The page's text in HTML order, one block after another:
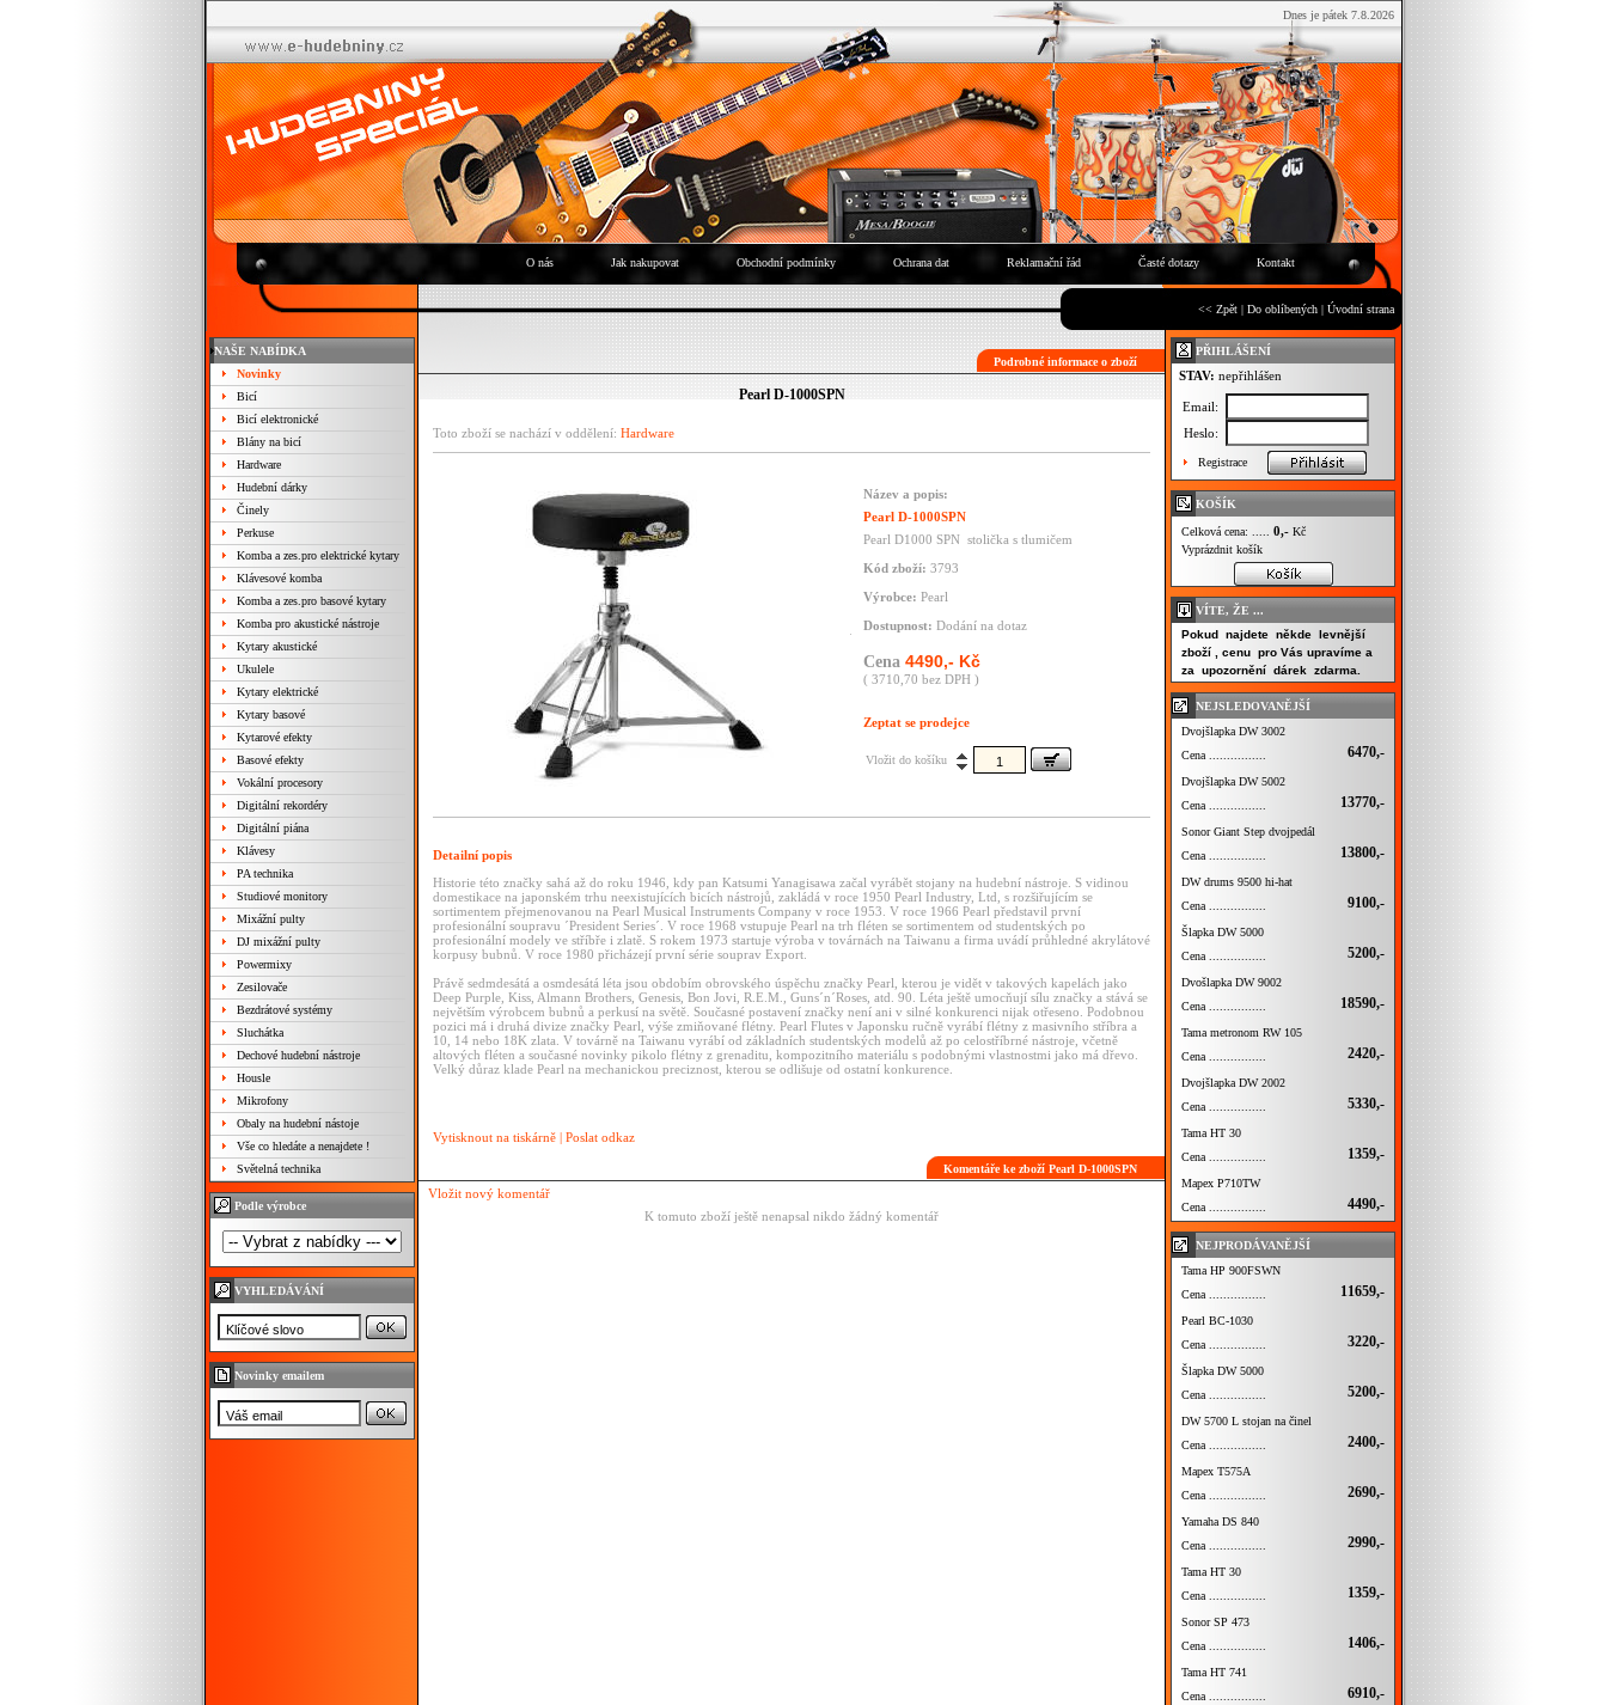
Dnes je pátek 7.8.2026
O nás Jak nakupovat Obchodní podmínky Ochrana dat Reklamační řád Časté dotazy Kontakt
<< Zpět | Do oblíbených | Úvodní strana
NAŠE NABÍDKA
Novinky
Bicí
Bicí elektronické
Blány na bicí
Hardware
Hudební dárky
Činely
Perkuse
Komba a zes.pro elektrické kytary
Klávesové komba
Komba a zes.pro basové kytary
Komba pro akustické nástroje
Kytary akustické
Ukulele
Kytary elektrické
Kytary basové
Kytarové efekty
Basové efekty
Vokální procesory
Digitální rekordéry
Digitální piána
Klávesy
PA technika
Studiové monitory
Mixážní pulty
DJ mixážní pulty
Powermixy
Zesilovače
Bezdrátové systémy
Sluchátka
Dechové hudební nástroje
Housle
Mikrofony
Obaly na hudební nástoje
Vše co hledáte a nenajdete !
Světelná technika
Podle výrobce
VYHLEDÁVÁNÍ
Novinky emailem
Podrobné informace o zboží
Pearl D-1000SPN
Toto zboží se nachází v oddělení: Hardware
Název a popis:
Pearl D-1000SPN
Pearl D1000 SPN stolička s tlumičem
Kód zboží: 3793
Výrobce: Pearl
Dostupnost: Dodání na dotaz
Cena 4490,- Kč
( 3710,70 bez DPH )
Zeptat se prodejce
Vložit do košíku
Detailní popis
Historie této značky sahá až do roku 1946, kdy pan Katsumi Yanagisawa začal vyrábět stojany na hudební nástroje. S vidinou
domestikace na japonském trhu neexistujících bicích nástrojů, zakládá v roce 1950 Pearl Industry, Ltd, s rozšiřujícím se
sortimentem přejmenovanou na Pearl Musical Instruments Company v roce 1953. V roce 1966 Pearl představil první
profesionální soupravu ´President Series´. V roce 1968 vstupuje Pearl na trh fléten se sortimentem od studentských po
profesionální modely ve stříbře i zlatě. S rokem 1973 startuje výroba v továrnách na Taiwanu a firma uvádí průhledné akrylátové
korpusy bubnů. V roce 1980 přicházejí první série souprav Export.
Právě sedmdesátá a osmdesátá léta jsou obdobím obrovského úspěchu značky Pearl, kterou je vidět v takových kapelách jako
Deep Purple, Kiss, Almann Brothers, Genesis, Bon Jovi, R.E.M., Guns´n´Roses, atd. 90. Léta ještě umocňují sílu značky a stává se
největším výrobcem bubnů a perkusí na světě. Současné postavení značky není ani v silné konkurenci nijak otřeseno. Podobnou
pozici má i druhá divize značky Pearl, výše zmiňované flétny. Pearl Flutes v Japonsku ručně vyrábí flétny z masivního stříbra a
10, 14 nebo 18K zlata. V továrně na Taiwanu vyrábí od základních studentských modelů až po celostříbrné nástroje, včetně
altových fléten a současné novinky pikolo flétny z grenaditu, kompozitního materiálu s podobnými vlastnostmi jako má dřevo.
Velký důraz klade Pearl na mechanickou preciznost, kterou se odlišuje od ostatní konkurence.
Vytisknout na tiskárně | Poslat odkaz
Komentáře ke zboží Pearl D-1000SPN
Vložit nový komentář
K tomuto zboží ještě nenapsal nikdo žádný komentář
PŘIHLÁŠENÍ
STAV: nepřihlášen
Email:
Heslo:
Registrace
KOŠÍK
Celková cena: ..... 0,- Kč
Vyprázdnit košík
VÍTE, ŽE ...
Pokud najdete někde levnější
zboží , cenu pro Vás upravíme a
za upozornění dárek zdarma.
NEJSLEDOVANĚJŠÍ
Dvojšlapka DW 3002
Cena ................
6470,-
Dvojšlapka DW 5002
Cena ................
13770,-
Sonor Giant Step dvojpedál
Cena ................
13800,-
DW drums 9500 hi-hat
Cena ................
9100,-
Šlapka DW 5000
Cena ................
5200,-
Dvošlapka DW 9002
Cena ................
18590,-
Tama metronom RW 105
Cena ................
2420,-
Dvojšlapka DW 2002
Cena ................
5330,-
Tama HT 30
Cena ................
1359,-
Mapex P710TW
Cena ................
4490,-
NEJPRODÁVANĚJŠÍ
Tama HP 900FSWN
Cena ................
11659,-
Pearl BC-1030
Cena ................
3220,-
Šlapka DW 5000
Cena ................
5200,-
DW 5700 L stojan na činel
Cena ................
2400,-
Mapex T575A
Cena ................
2690,-
Yamaha DS 840
Cena ................
2990,-
Tama HT 30
Cena ................
1359,-
Sonor SP 473
Cena ................
1406,-
Tama HT 741
Cena ................
6910,-